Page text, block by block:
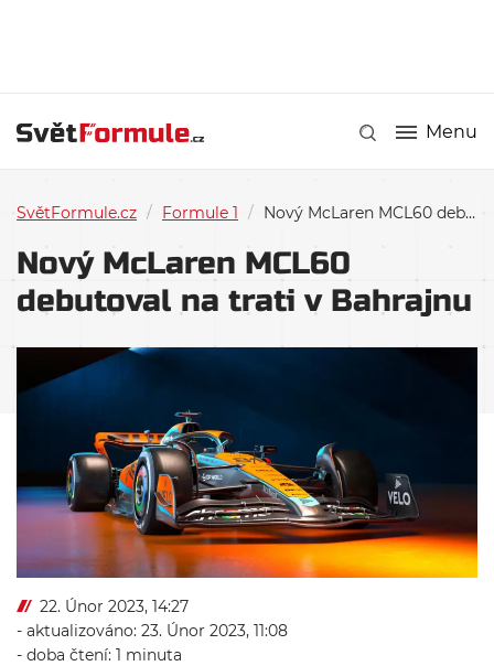
Menu
SvětFormule.cz / Formule 1 / Nový McLaren MCL60 debutoval na trati v Bahrajnu
Nový McLaren MCL60
debutoval na trati v Bahrajnu
22. Únor 2023, 14:27
- aktualizováno: 23. Únor 2023, 11:08
- doba čtení: 1 minuta